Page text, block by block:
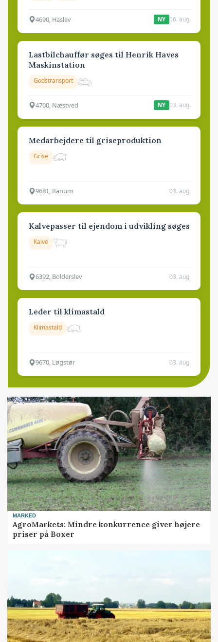
4690, Haslev NY 06. aug.
Lastbilchauffør søges til Henrik Haves
Maskinstation
Godstransport
4700, Næstved NY 03. aug.
Medarbejdere til griseproduktion
Grise
9681, Ranum 03. aug.
Kalvepasser til ejendom i udvikling søges
Kalve
6392, Bolderslev 03. aug.
Leder til klimastald
Klimastald
9670, Løgstør 03. aug.
MARKED
AgroMarkets: Mindre konkurrence giver højere
priser på Boxer